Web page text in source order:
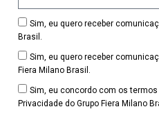
Sim, eu quero receber
Brasil.
Sim, eu quero receber
Fiera Milano Brasil.
Sim, eu concordo com os
Privacidade do Grupo Fiera Milano